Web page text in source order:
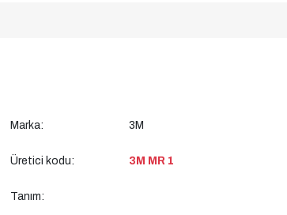
Marka: 3M
Üretici kodu: 3M MR 1
Tanım: